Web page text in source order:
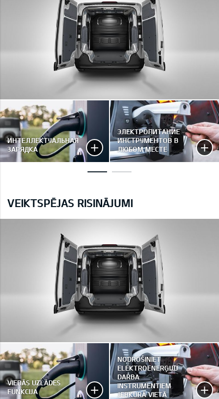
ИНТЕЛЛЕКТУАЛЬНАЯ
ЗАРЯДКА
ЭЛЕКТРОПИТАНИЕ
ИНСТРУМЕНТОВ В
ЛЮБОМ МЕСТЕ
VEIKTSPĒJAS RISINĀJUMI
VIEDĀS UZLĀDES
FUNKCIJA
NODROŠINIET
ELEKTROENERĢIJU
DARBA
INSTRUMENTIEM
JEBKURĀ VIETĀ